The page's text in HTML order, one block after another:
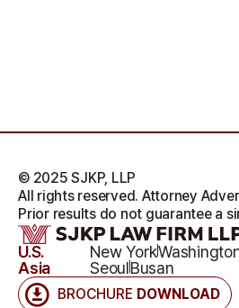
BROCHURE DOWNLOAD
U.S. New York
Asia
SeoulBusan
© 2025 SJKP, LLP
All rights reserved. Attorney
Prior results do not guarantee a